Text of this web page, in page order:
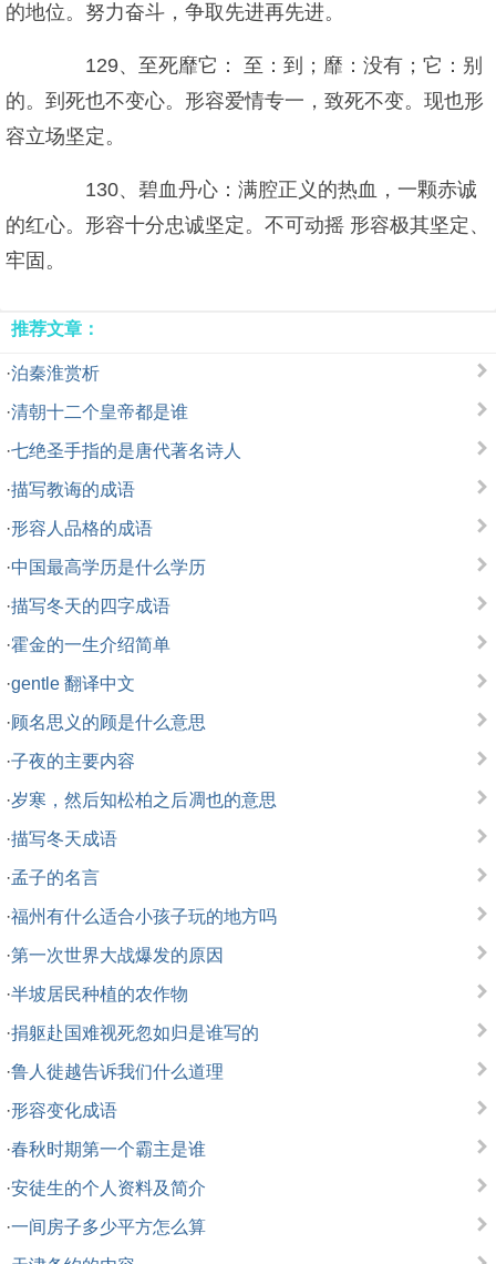
的地位。努力奋斗，争取先进再先进。
129、至死靡它： 至：到；靡：没有；它：别
的。到死也不变心。形容爱情专一，致死不变。现也形
容立场坚定。
130、碧血丹心：满腔正义的热血，一颗赤诚
的红心。形容十分忠诚坚定。不可动摇 形容极其坚定、
牢固。
推荐文章：
·泊秦淮赏析
·清朝十二个皇帝都是谁
·七绝圣手指的是唐代著名诗人
·描写教诲的成语
·形容人品格的成语
·中国最高学历是什么学历
·描写冬天的四字成语
·霍金的一生介绍简单
·gentle 翻译中文
·顾名思义的顾是什么意思
·子夜的主要内容
·岁寒，然后知松柏之后凋也的意思
·描写冬天成语
·孟子的名言
·福州有什么适合小孩子玩的地方吗
·第一次世界大战爆发的原因
·半坡居民种植的农作物
·捐躯赴国难视死忽如归是谁写的
·鲁人徙越告诉我们什么道理
·形容变化成语
·春秋时期第一个霸主是谁
·安徒生的个人资料及简介
·一间房子多少平方怎么算